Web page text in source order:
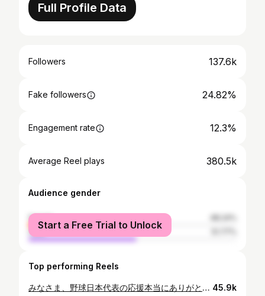
Full Profile Data
Followers 137.6k
Fake followers 24.82%
Engagement rate 12.3%
Average Reel plays 380.5k
Audience gender
female
male
Start a Free Trial to Unlock
Top performing Reels
みなさま、野球日本代表の応援本当にありがとうございました。 僕自身は1試合のみの登板となりましたが、その1試合だけでも野球人としてめちゃくちゃいい経験をさせてもらいました。 東京オリンピックの開催、そして金メダルを獲得できたことについて関わってくださった全ての方々に本当に心から感謝しています、ありがとうございました。 シーズン後半戦も頑張ります！ありがとうございました！ #東京オリンピック #侍ジャパン #金メダル #田中将大 #坂本勇人 #柳田悠岐 #大野雄大 #栗林良吏 #井端弘和コーチ 45.9k